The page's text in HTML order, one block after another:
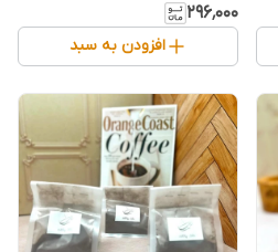
۲۹۶٬۰۰۰
افزودن به سبد